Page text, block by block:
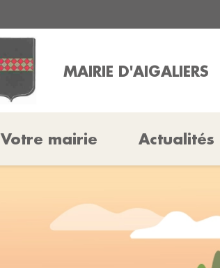
MAIRIE D'AIGALIERS
Votre mairie Actualités